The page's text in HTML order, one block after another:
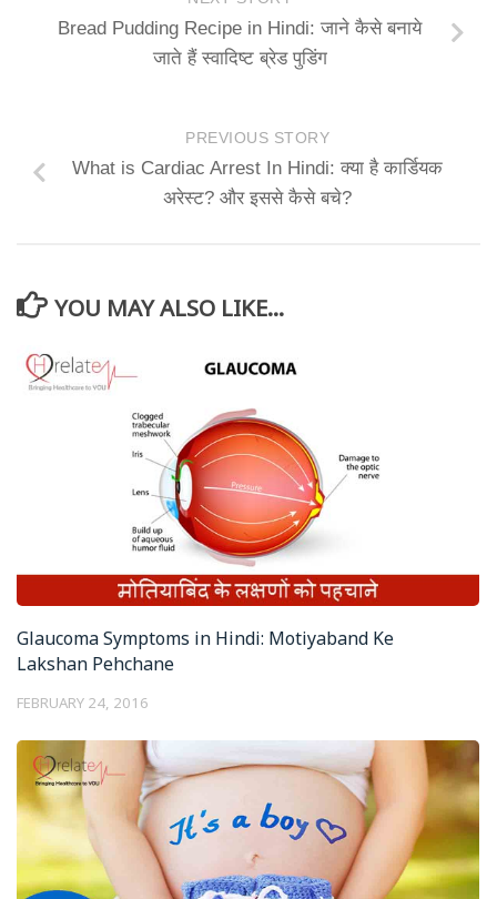
Bread Pudding Recipe in Hindi: जाने कैसे बनाये
जाते हैं स्वादिष्ट ब्रेड पुडिंग
PREVIOUS STORY
What is Cardiac Arrest In Hindi: क्या है कार्डियक
अरेस्ट? और इससे कैसे बचे?
YOU MAY ALSO LIKE...
Glaucoma Symptoms in Hindi: Motiyaband Ke
Lakshan Pehchane
FEBRUARY 24, 2016